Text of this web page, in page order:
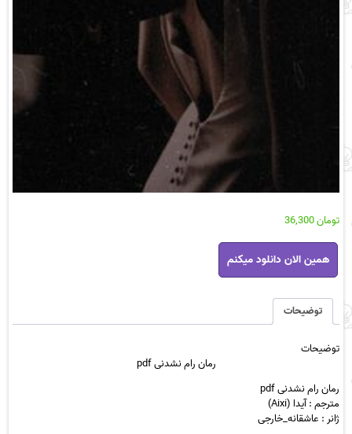
تومان36,300
رمان
رام
نشدنی
عدد
همین الان دانلود میکنم
توضیحات
توضیحات
رمان رام نشدنی pdf
رمان رام نشدنی pdf
مترجم : آیدا (Aixi)
ژانر : عاشقانه_خارجی